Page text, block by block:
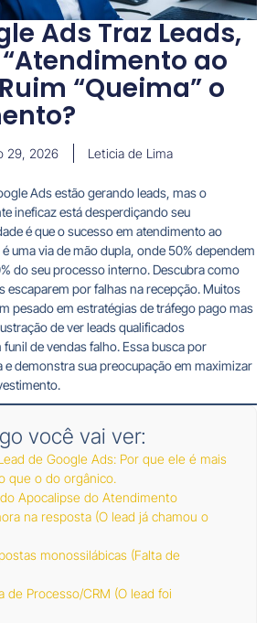
Ads Traz Leads,
ao
“Queima” o
29, 2026 Leticia de Lima
Ads estão gerando leads, mas o
ineficaz está desperdiçando seu
é que o sucesso em atendimento ao
uma via de mão dupla, onde 50% dependem
do seu processo interno. Descubra como
escaparem por falhas na recepção. Muitos
pesado em estratégias de tráfego pago mas
de ver leads qualificados
funil de vendas falho. Essa busca por
e demonstra sua preocupação em maximizar
você vai ver:
de Google Ads: Por que ele é mais
que o do orgânico.
Apocalipse do Atendimento
na resposta (O lead já chamou o
monossilábicas (Falta de
de Processo/CRM (O lead foi